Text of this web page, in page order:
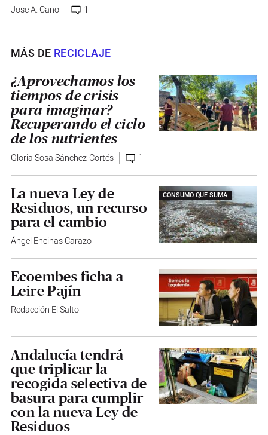
Jose A. Cano 1
MÁS DE RECICLAJE
¿Aprovechamos los
tiempos de crisis
para imaginar?
Recuperando el ciclo
de los nutrientes
Gloria Sosa Sánchez-Cortés 1
CONSUMO QUE SUMA
La nueva Ley de
Residuos, un recurso
para el cambio
Ángel Encinas Carazo
Ecoembes ficha a
Leire Pajín
Redacción El Salto
Andalucía tendrá
que triplicar la
recogida selectiva de
basura para cumplir
con la nueva Ley de
Residuos